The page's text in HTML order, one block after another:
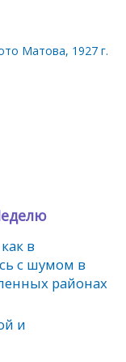
Матова, 1927 г.
в
с шумом в
районах
и